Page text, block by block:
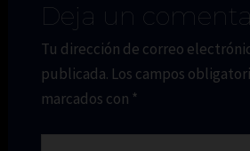
Deja un
Tu dirección de correo
publicada. Los campos
marcados con *